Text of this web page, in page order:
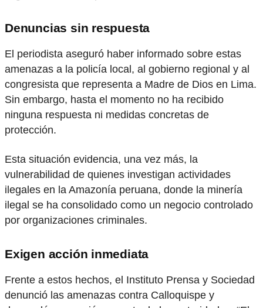
Denuncias sin respuesta
El periodista aseguró haber informado sobre estas
amenazas a la policía local, al gobierno regional y al
congresista que representa a Madre de Dios en Lima.
Sin embargo, hasta el momento no ha recibido
ninguna respuesta ni medidas concretas de
protección.
Esta situación evidencia, una vez más, la
vulnerabilidad de quienes investigan actividades
ilegales en la Amazonía peruana, donde la minería
ilegal se ha consolidado como un negocio controlado
por organizaciones criminales.
Exigen acción inmediata
Frente a estos hechos, el Instituto Prensa y Sociedad
denunció las amenazas contra Calloquispe y